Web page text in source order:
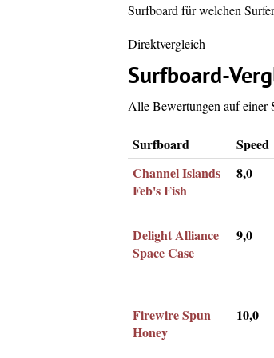
Surfboard für welchen
Direktvergleich
Surfboard-
Alle Bewertungen auf einer
Surfboard Speed
Channel Islands
Feb's Fish
8,0
Delight Alliance
Space Case
9,0
Firewire Spun
Honey
10,0